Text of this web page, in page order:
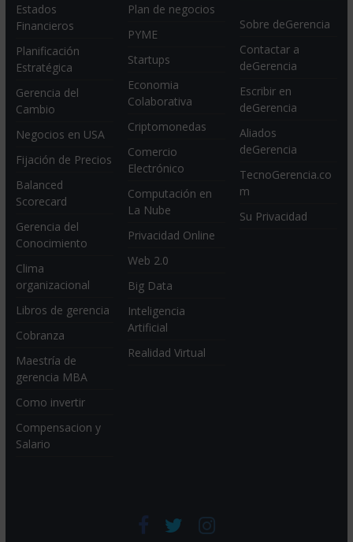
Estados
Financieros
Planificación
Estratégica
Gerencia del
Cambio
Negocios en USA
Fijación de Precios
Balanced
Scorecard
Gerencia del
Conocimiento
Clima
organizacional
Libros de gerencia
Cobranza
Maestría de
gerencia MBA
Como invertir
Compensacion y
Salario
Plan de negocios
PYME
Startups
Economia
Colaborativa
Criptomonedas
Comercio
Electrónico
Computación en
La Nube
Privacidad Online
Web 2.0
Big Data
Inteligencia
Artificial
Realidad Virtual
Sobre deGerencia
Contactar a
deGerencia
Escribir en
deGerencia
Aliados
deGerencia
TecnoGerencia.co
m
Su Privacidad